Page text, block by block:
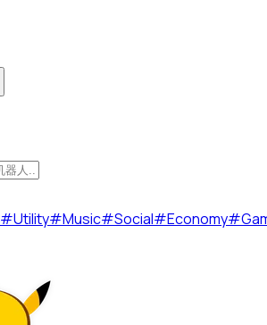
#Utility#Music#Social#Economy#